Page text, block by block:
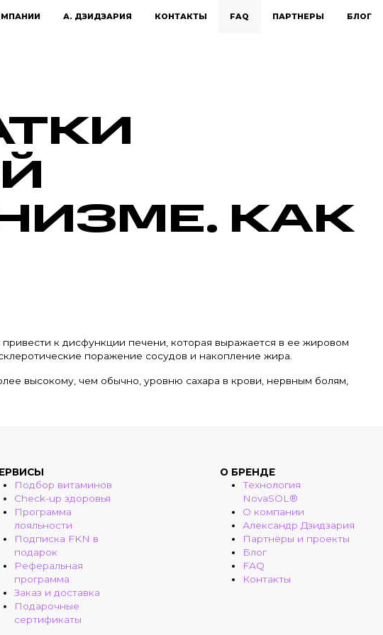
А. ДЗИДЗАРИЯ КОНТАКТЫ FAQ ПАРТНЕРЫ БЛОГ
КАК
к дисфункции печени, которая выражается в ее жировом
поражение сосудов и накопление жира.
высокому, чем обычно, уровню сахара в крови, нервным болям,
Подбор витаминов
Check-up здоровья
Программа
лояльности
Подписка FKN в
подарок
Реферальная
программа
Заказ и доставка
Подарочные
сертификаты
О БРЕНДЕ
Технология
NovaSOL®
О компании
Александр Дзидзария
Партнёры и проекты
Блог
FAQ
Контакты